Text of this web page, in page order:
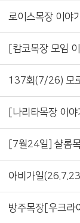
로이스목장 이
[캄코목장 모임
137회(7/26) 모
[나리타목장 이
[7월24일] 샬롬
아비가일
방주목장[우크